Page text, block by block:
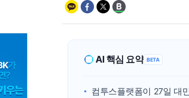
AI 핵심 요약 BETA
컴투스플랫폼이 27일 대